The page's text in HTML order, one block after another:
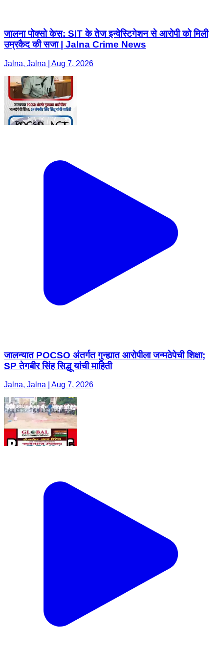
जालना पोक्सो केस: SIT के तेज इन्वेस्टिगेशन से आरोपी को मिली
उम्रकैद की सजा | Jalna Crime News
Jalna, Jalna | Aug 7, 2026
जालन्यात POCSO अंतर्गत गुन्ह्यात आरोपीला जन्मठेपेची शिक्षा;
SP तेगबीर सिंह सिद्धू यांची माहिती
Jalna, Jalna | Aug 7, 2026